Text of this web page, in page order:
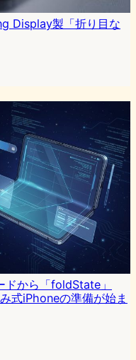
Display製「折り目な
から「foldState」
式iPhoneの準備が始ま